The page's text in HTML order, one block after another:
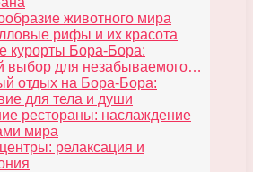
животного мира
рифы и их красота
курорты Бора-Бора:
выбор для незабываемого…
отдых на Бора-Бора:
для тела и души
рестораны: наслаждение
мира
релаксация и